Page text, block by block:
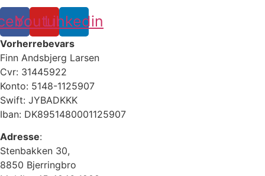
YoutubeLinkedin
Vorherrebevars
Finn Andsbjerg Larsen
Cvr: 31445922
Konto: 5148-1125907
Swift: JYBADKKK
Iban: DK8951480001125907
Adresse:
Stenbakken 30,
8850 Bjerringbro